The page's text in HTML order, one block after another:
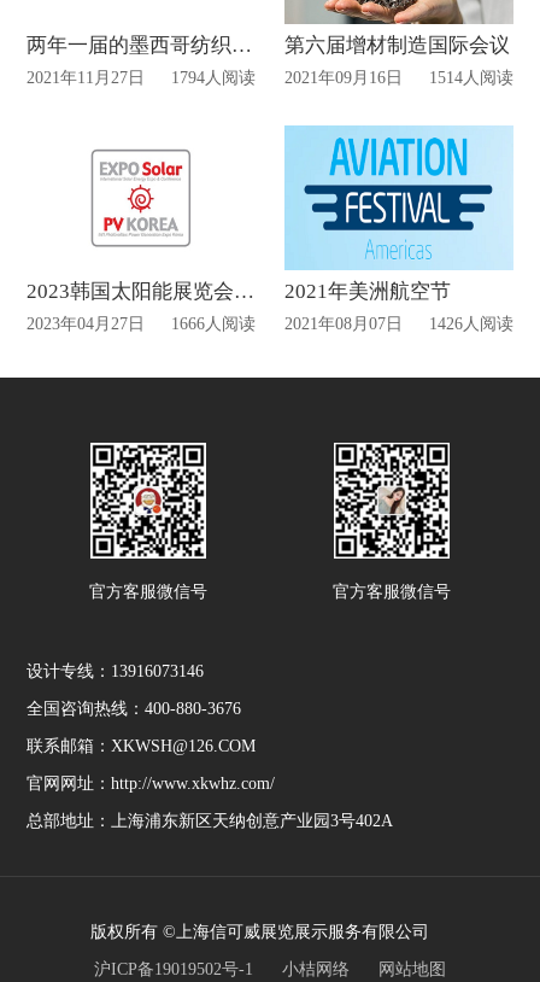
两年一届的墨西哥纺织工业展览会举办时间正式公布
2021年11月27日 1794人阅读
第六届增材制造国际会议
2021年09月16日 1514人阅读
2023韩国太阳能展览会设计最新消息
2023年04月27日 1666人阅读
2021年美洲航空节
2021年08月07日 1426人阅读
官方客服微信号 官方客服微信号
设计专线：13916073146
全国咨询热线：400-880-3676
联系邮箱：XKWSH@126.COM
官网网址：http://www.xkwhz.com/
总部地址：上海浦东新区天纳创意产业园3号402A
版权所有 ©上海信可威展览展示服务有限公司
沪ICP备19019502号-1
小桔网络 网站地图